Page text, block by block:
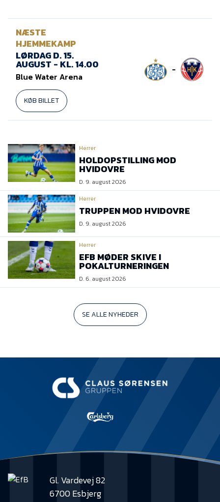
NÆSTE
HJEMMEKAMP
LØRDAG D. 15.
AUGUST - KL. 14.00
Blue Water Arena
KØB BILLET
-
Herrer
HOLDOPSTILLING MOD
HVIDOVRE
D. 9. august 2026
Herrer
TRUPPEN MOD HVIDOVRE
D. 9. august 2026
Herrer
EFB MØDER SKIVE I
POKALTURNERINGEN
D. 6. august 2026
SE ALLE NYHEDER
Gl. Vardevej 82
6700 Esbjerg